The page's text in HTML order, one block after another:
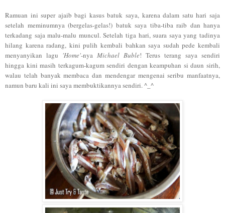
Ramuan ini super ajaib bagi kasus batuk saya, karena dalam satu hari saja
setelah meminumnya (bergelas-gelas!) batuk saya tiba-tiba raib dan hanya
terkadang saja malu-malu muncul. Setelah tiga hari, suara saya yang tadinya
hilang karena radang, kini pulih kembali bahkan saya sudah pede kembali
menyanyikan lagu 'Home'-nya Michael Buble! Terus terang saya sendiri
hingga kini masih terkagum-kagum sendiri dengan keampuhan si daun sirih,
walau telah banyak membaca dan mendengar mengenai seribu manfaatnya,
namun baru kali ini saya membuktikannya sendiri. ^_^